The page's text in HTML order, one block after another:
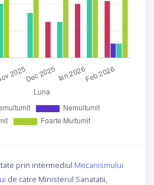
prin intermediul Mecanismului
de catre Ministerul Sanatatii,